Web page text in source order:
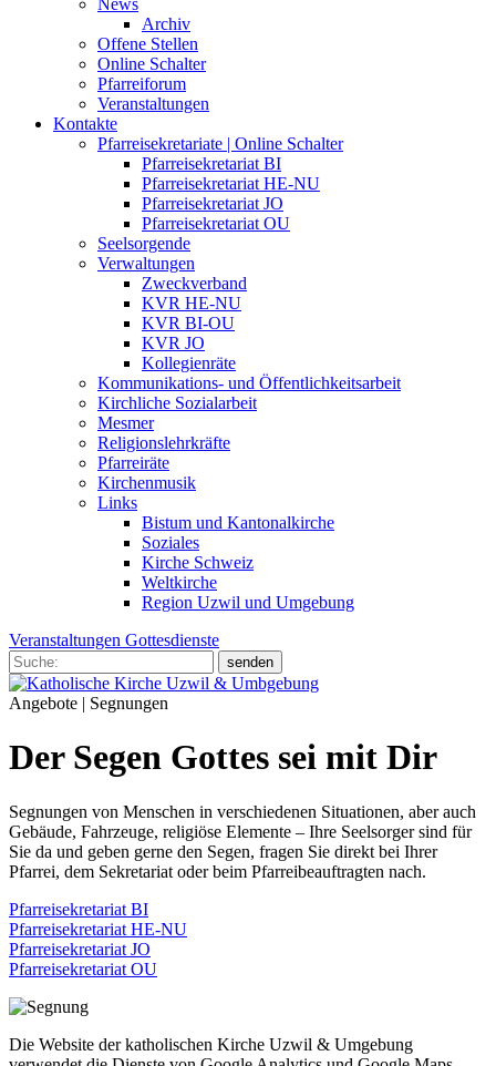
News
Archiv
Offene Stellen
Online Schalter
Pfarreiforum
Veranstaltungen
Kontakte
Pfarreisekretariate | Online Schalter
Pfarreisekretariat BI
Pfarreisekretariat HE-NU
Pfarreisekretariat JO
Pfarreisekretariat OU
Seelsorgende
Verwaltungen
Zweckverband
KVR HE-NU
KVR BI-OU
KVR JO
Kollegienräte
Kommunikations- und Öffentlichkeitsarbeit
Kirchliche Sozialarbeit
Mesmer
Religionslehrkräfte
Pfarreiräte
Kirchenmusik
Links
Bistum und Kantonalkirche
Soziales
Kirche Schweiz
Weltkirche
Region Uzwil und Umgebung
Veranstaltungen Gottesdienste
Angebote | Segnungen
Der Segen Gottes sei mit Dir
Segnungen von Menschen in verschiedenen Situationen, aber auch
Gebäude, Fahrzeuge, religiöse Elemente – Ihre Seelsorger sind für
Sie da und geben gerne den Segen, fragen Sie direkt bei Ihrer
Pfarrei, dem Sekretariat oder beim Pfarreibeauftragten nach.
Pfarreisekretariat BI
Pfarreisekretariat HE-NU
Pfarreisekretariat JO
Pfarreisekretariat OU
Die Website der katholischen Kirche Uzwil & Umgebung